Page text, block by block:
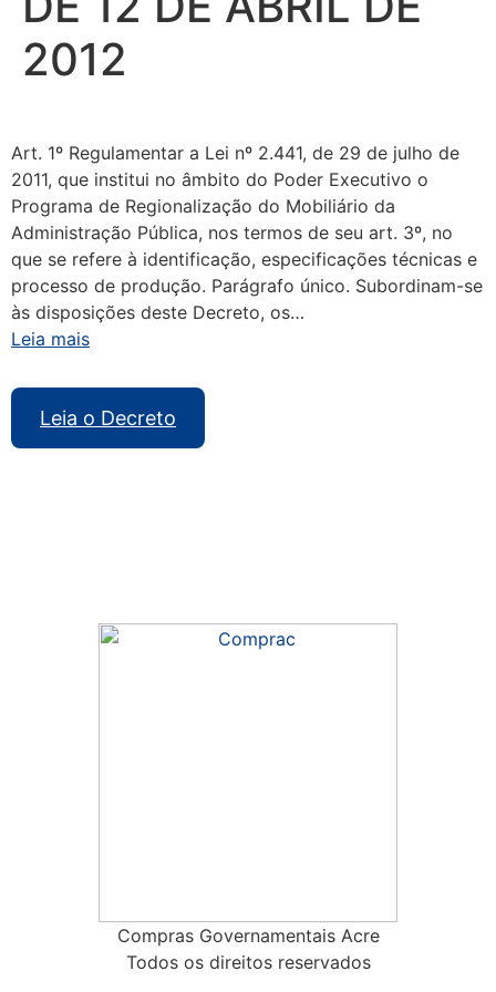
2012
Art. 1º Regulamentar a Lei nº 2.441, de 29 de julho de
2011, que institui no âmbito do Poder Executivo o
Programa de Regionalização do Mobiliário da
Administração Pública, nos termos de seu art. 3º, no
que se refere à identificação, especificações técnicas e
processo de produção. Parágrafo único. Subordinam-se
às disposições deste Decreto, os…
Leia mais
Leia o Decreto
Compras Governamentais Acre
Todos os direitos reservados